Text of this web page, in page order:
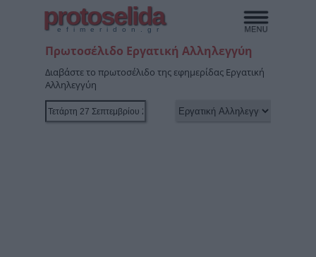
protoselida
efimeridon.gr
Πρωτοσέλιδο Εργατική Αλληλεγγύη
Διαβάστε το πρωτοσέλιδο της εφημερίδας Εργατική
Αλληλεγγύη